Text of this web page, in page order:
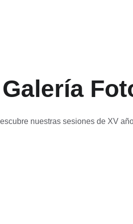
Galería
nuestras sesiones de XV